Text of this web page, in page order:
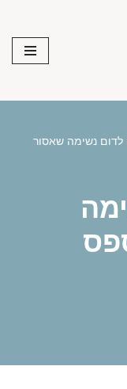
לדום נשימה שאסור